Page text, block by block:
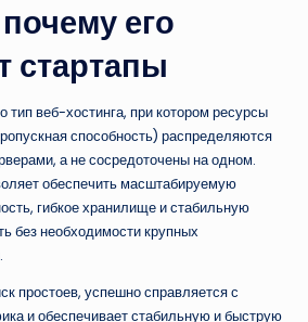
его
стартапы
тип веб-хостинга, при котором ресурсы
способность) распределяются
а не сосредоточены на одном.
обеспечить масштабируемую
гибкое хранилище и стабильную
без необходимости крупных
простоев, успешно справляется с
и обеспечивает стабильную и быструю